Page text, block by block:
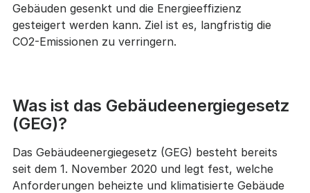
Gebäuden gesenkt und die Energieeffizienz
gesteigert werden kann. Ziel ist es, langfristig die
CO2-Emissionen zu verringern.
Was ist das Gebäudeenergiegesetz
(GEG)?
Das Gebäudeenergiegesetz (GEG) besteht bereits
seit dem 1. November 2020 und legt fest, welche
Anforderungen beheizte und klimatisierte Gebäude